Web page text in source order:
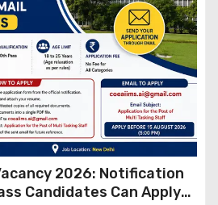
2026: Notification
Candidates Can Apply